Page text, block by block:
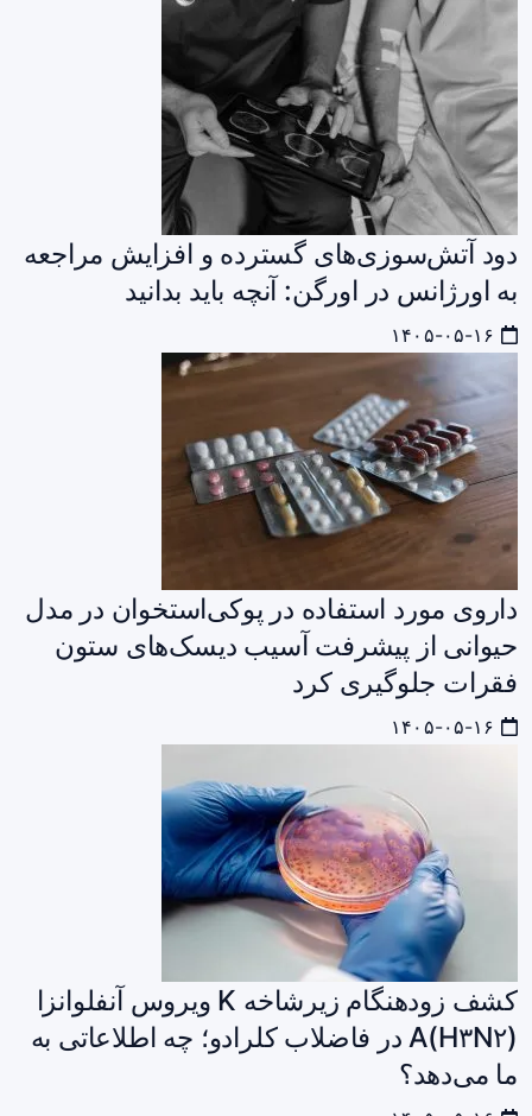
دود آتش‌سوزی‌های گسترده و افزایش مراجعه
به اورژانس در اورگن: آنچه باید بدانید
داروی مورد استفاده در پوکی‌استخوان در مدل
حیوانی از پیشرفت آسیب دیسک‌های ستون
فقرات جلوگیری کرد
کشف زودهنگام زیرشاخه K ویروس آنفلوانزا
A(H۳N۲) در فاضلاب کلرادو؛ چه اطلاعاتی به
ما می‌دهد؟